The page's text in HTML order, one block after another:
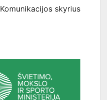
Komunikacijos skyrius